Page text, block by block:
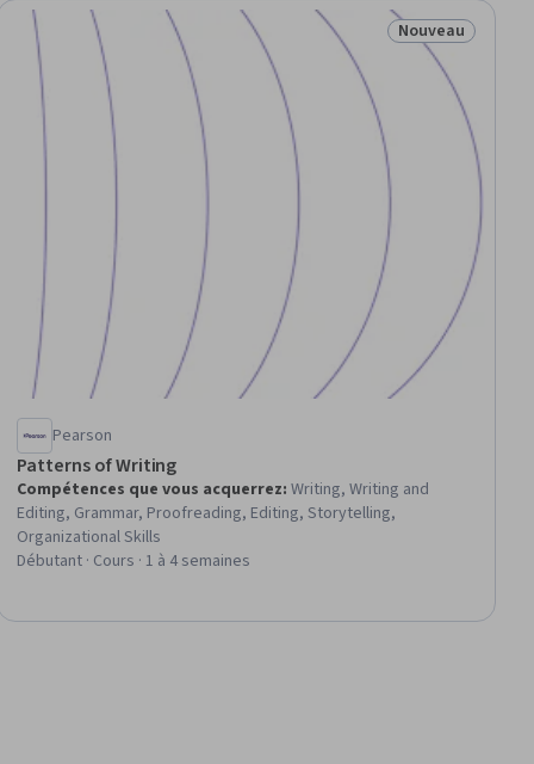
Statut : Nouveau
Nouveau
Pearson
Patterns of Writing
Compétences que vous acquerrez:Writing, Writing and
Editing, Grammar, Proofreading, Editing, Storytelling,
Organizational Skills
Débutant · Cours · 1 à 4 semaines